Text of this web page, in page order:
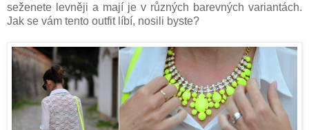
seženete levněji a mají je v různých barevných variantách.
Jak se vám tento outfit líbí, nosili byste?